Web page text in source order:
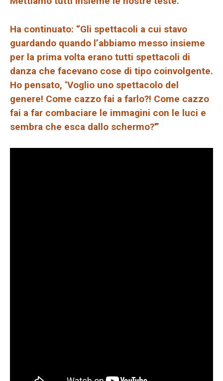
Ha continuato: “Gli spettacoli a cui stavo
guardando quando l’abbiamo messo insieme
per la prima volta erano tutti spettacoli di
danza che facevano cose di tipo coinvolgente.
Ho pensato, ‘Voglio uno spettacolo del
genere! Come cazzo fai a farlo?! Come cazzo
fai a far combaciare le immagini con le luci e
sembra che esca dallo schermo?'”